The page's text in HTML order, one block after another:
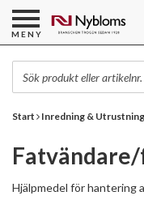
Start Inredning & Utrustning
Hjälpmedel för hantering
MENY